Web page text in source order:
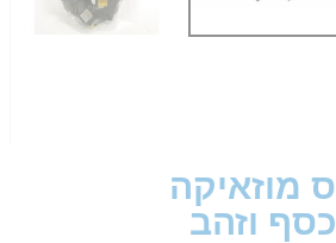
מוזאיקה
וזהב